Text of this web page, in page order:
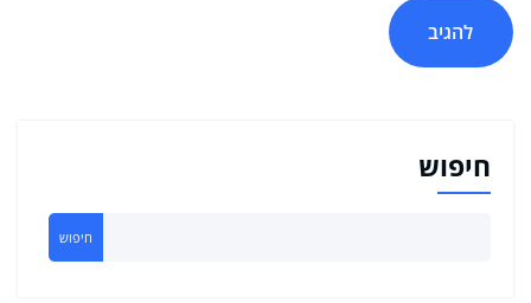
חיפוש
חיפוש